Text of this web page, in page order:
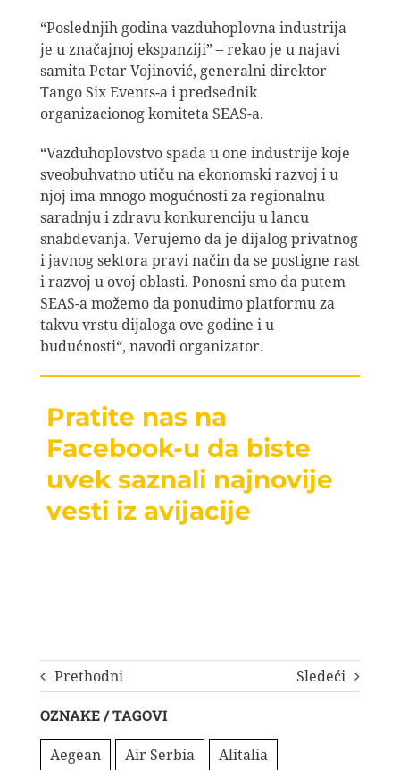
“Poslednjih godina vazduhoplovna industrija
je u značajnoj ekspanziji” – rekao je u najavi
samita Petar Vojinović, generalni direktor
Tango Six Events-a i predsednik
organizacionog komiteta SEAS-a.
“Vazduhoplovstvo spada u one industrije koje
sveobuhvatno utiču na ekonomski razvoj i u
njoj ima mnogo mogućnosti za regionalnu
saradnju i zdravu konkurenciju u lancu
snabdevanja. Verujemo da je dijalog privatnog
i javnog sektora pravi način da se postigne rast
i razvoj u ovoj oblasti. Ponosni smo da putem
SEAS-a možemo da ponudimo platformu za
takvu vrstu dijaloga ove godine i u
budućnosti“, navodi organizator.
Pratite nas na
Facebook-u da biste
uvek saznali najnovije
vesti iz avijacije
Prethodni Sledeći
OZNAKE / TAGOVI
Aegean Air Serbia Alitalia